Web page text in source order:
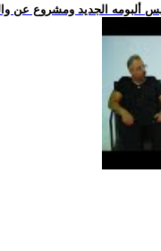
ألبومه الجديد ومشروع عن